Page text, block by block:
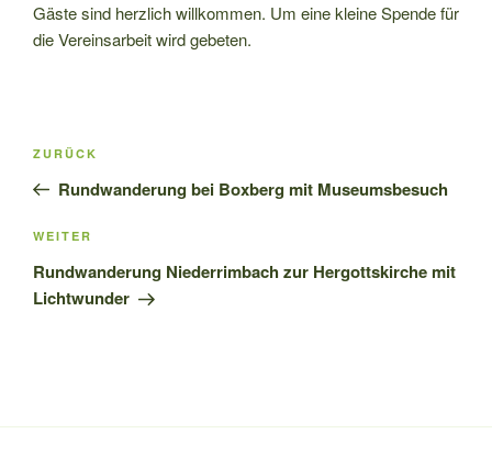
Gäste sind herzlich willkommen. Um eine kleine Spende für
die Vereinsarbeit wird gebeten.
Beitragsnavigation
Vorheriger
Beitrag
ZURÜCK
Rundwanderung bei Boxberg mit Museumsbesuch
Nächster
Beitrag
WEITER
Rundwanderung Niederrimbach zur Hergottskirche mit
Lichtwunder